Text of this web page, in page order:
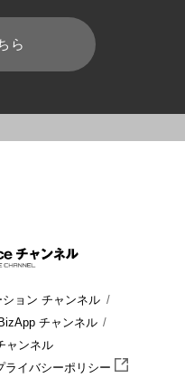
ら
ョン チャンネル
BizApp チャンネル
ャンネル
ライバシーポリシー